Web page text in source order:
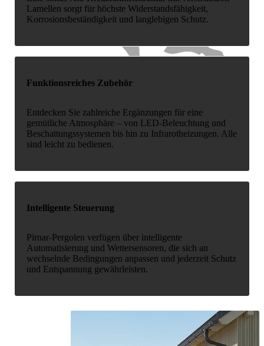
Lamellen sorgt für höchste Widerstandsfähigkeit,
Korrosionsbeständigkeit und langlebigen Schutz.
Funktionsreiches Zubehör
Entdecken Sie zahlreiche Ergänzungen für eine
gemütliche Atmosphäre – von LED-Beleuchtung und
Beschattungssystemen bis hin zu Infrarotheizungen. Alle
sind leicht zu bedienen.
Intelligente Steuerung
Pirnar-Pergolen verfügen über intelligente
Automatisierung und Wettersensoren, die sich an
wechselnde Bedingungen anpassen und jederzeit Schutz
und Entspannung gewährleisten.